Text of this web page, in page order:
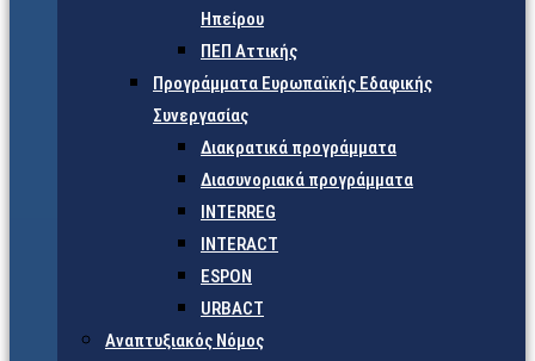
Ηπείρου
ΠΕΠ Αττικής
Προγράμματα Ευρωπαϊκής Εδαφικής
Συνεργασίας
Διακρατικά προγράμματα
Διασυνοριακά προγράμματα
INTERREG
INTERACT
ESPON
URBACT
Αναπτυξιακός Νόμος